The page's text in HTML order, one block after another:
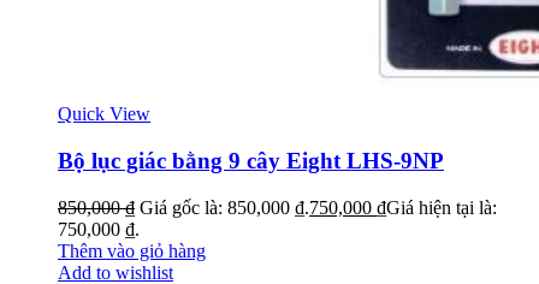
Quick View
Bộ lục giác bằng 9 cây Eight LHS-9NP
850,000₫ Giá gốc là: 850,000 ₫.750,000 ₫Giá hiện tại là:
750,000 ₫.
Thêm vào giỏ hàng
Add to wishlist